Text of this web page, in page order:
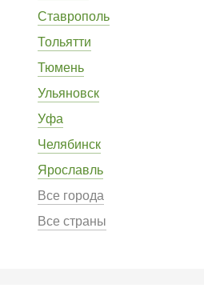
Ставрополь
Тольятти
Тюмень
Ульяновск
Уфа
Челябинск
Ярославль
Все города
Все страны